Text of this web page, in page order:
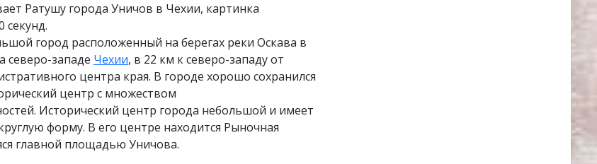
Ратушу города Уничов в Чехии, картинка
секунд.
город расположенный на берегах реки Оскава в
северо-западе Чехии, в 22 км к северо-западу от
центра края. В городе хорошо сохранился
центр с множеством
Исторический центр города небольшой и имеет
форму. В его центре находится Рыночная
главной площадью Уничова.